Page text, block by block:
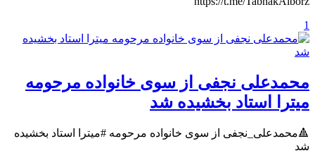
1
⁧️محمدعلی نجفی⁩ از سوی خانواده مرحومه
میترا استاد بخشیده شد
⁧🔺️محمدعلی_نجفی⁩ از سوی خانواده مرحومه ⁧#میترا⁩ استاد بخشیده
شد